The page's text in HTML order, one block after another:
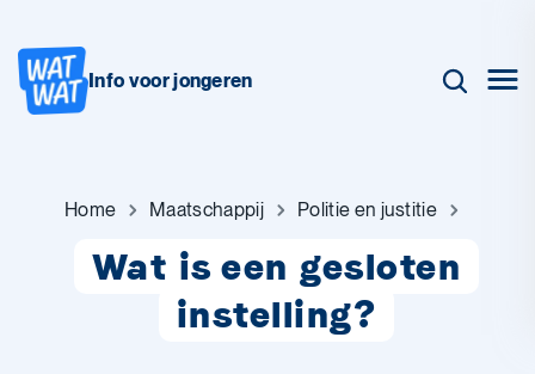
Info voor jongeren
Home Maatschappij Politie en justitie
Wat is een gesloten
instelling?